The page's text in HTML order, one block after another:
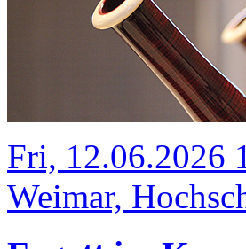
Fri, 12.06.2026
Weimar,